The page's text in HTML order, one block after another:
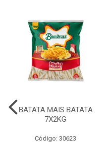
BATATA MAIS BATATA
7X2KG
Código: 30623